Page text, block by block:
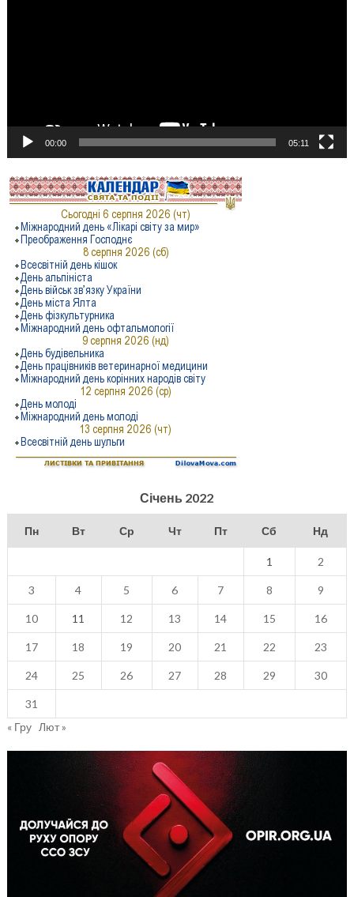
00:00 05:11
Січень 2022
Пн Вт Ср Чт Пт Сб Нд
1 2
3 4 5 6 7 8 9
10 11 12 13 14 15 16
17 18 19 20 21 22 23
24 25 26 27 28 29 30
31
« Гру Лют »